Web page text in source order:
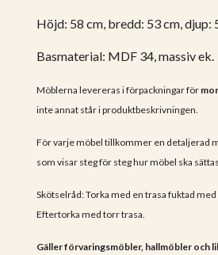
Höjd: 58 cm, bredd: 53 cm, djup:
Basmaterial: MDF 34, massiv ek.
Möblerna levereras i förpackningar för
inte annat står i produktbeskrivningen.
För varje möbel tillkommer en detaljerad
som visar steg för steg hur möbel ska
Skötselråd: Torka med en trasa fuktad
Eftertorka med torr trasa.
Gäller förvaringsmöbler, hallmöbler och